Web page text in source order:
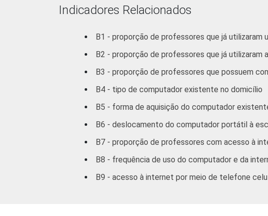
DEPENDÊNCIA
Estadual
SÉRIE
4ª série / 5º ano do
Ensino Fundamental
8ª série / 9º ano do
Ensino Fundamental
2º ano do Ensino Médio
COMPUTADOR
INSTALADO NO
LABORATÓRIO DE
Tem
Indicadores Relacionados
B1 - proporção de professores que já utilizaram
B2 - proporção de professores que já utilizaram
B3 - proporção de professores que possuem
B4 - tipo de computador existente no domicílio
B5 - forma de aquisição do computador
B6 - deslocamento do computador portátil à
B7 - proporção de professores com acesso à
B8 - frequência de uso do computador e da
B9 - acesso à internet por meio de telefone